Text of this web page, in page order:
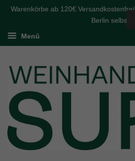
Warenkörbe ab 120€
Berlin selbst
Menü